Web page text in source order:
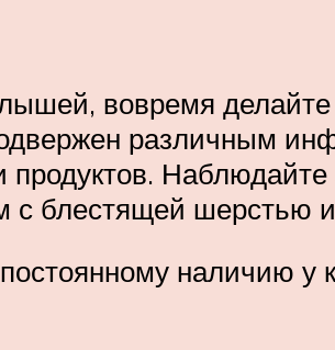
вовремя
различным
продуктов.
блестящей шерстью
наличию у